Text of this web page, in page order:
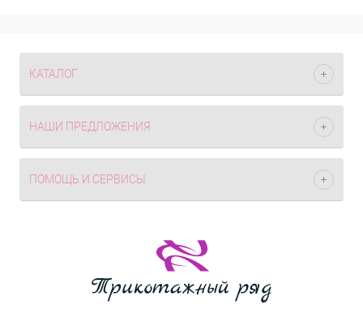
КАТАЛОГ
НАШИ ПРЕДЛОЖЕНИЯ
ПОМОЩЬ И СЕРВИСЫ